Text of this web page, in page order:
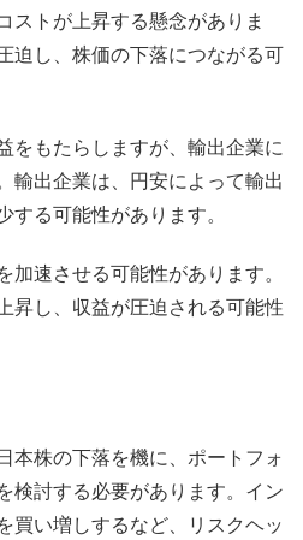
ストが上昇する懸念がありま
迫し、株価の下落につながる可
をもたらしますが、輸出企業に
輸出企業は、円安によって輸出
する可能性があります。
加速させる可能性があります。
昇し、収益が圧迫される可能性
本株の下落を機に、ポートフォ
検討する必要があります。イン
買い増しするなど、リスクヘッ